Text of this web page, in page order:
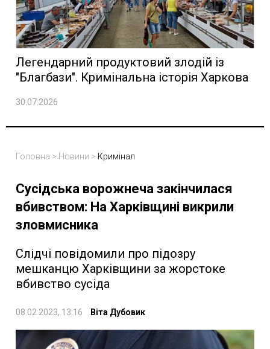
Легендарний продуктовий злодій із
"Благбази". Кримінальна історія Харкова
30.07.2026
Головна > Новини > Кримінал
Сусідська ворожнеча закінчилася
вбивством: На Харківщині викрили
зловмисника
Слідчі повідомили про підозру
мешканцю Харківщини за жорстоке
вбивство сусіда
08.02.2023, 13:16 Віта Дубовик